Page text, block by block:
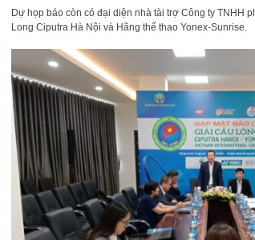
Dự họp báo còn có đại diện nhà tài trợ Công ty TNHH
Long Ciputra Hà Nội và Hãng thể thao Yonex-Sunrise.